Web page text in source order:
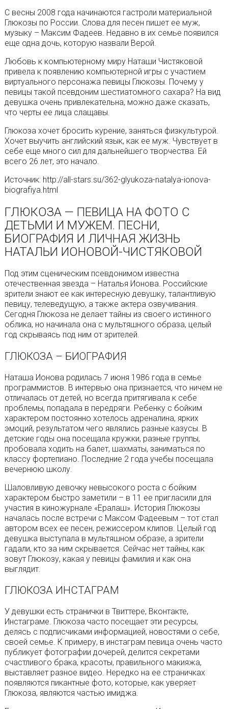
С весны 2008 года начинаются гастроли материальной
Глюкозы по России. Слова для песен пишет ее муж,
музыку – Максим Фадеев. Недавно в их семье появился
еще одна дочь, которую назвали Верой.
Любовь к компьютерному миру Наташи Чистяковой
привела к появлению компьютерной игры с участием
виртуального персонажа певицы Глюкозы. Почему у
певицы такой псевдоним шестиатомного сахара? На вид
девушка очень привлекательна, можно даже сказать,
что черты ее лица слащавы.
Глюкоза хочет бросить курение, заняться физкультурой.
Хочет выучить английский язык, как ее муж. Чувствует в
себе еще много сил для дальнейшего творчества. Ей
всего 26 лет, это начало.
Источник: http://all-stars.su/362-glyukoza-natalya-ionova-
biografiya.html
ГЛЮКОЗА — ПЕВИЦА НА ФОТО С
ДЕТЬМИ И МУЖЕМ. ПЕСНИ,
БИОГРАФИЯ И ЛИЧНАЯ ЖИЗНЬ
НАТАЛЬИ ИОНОВОЙ-ЧИСТЯКОВОЙ
Под этим сценическим псевдонимом известна
отечественная звезда – Наталья Ионова. Российские
зрители знают ее как интересную девушку, талантливую
певицу, телеведущую, а также актера озвучивания.
Сегодня Глюкоза не делает тайны из своего истинного
облика, но начинала она с мультяшного образа, целый
год скрываясь под ним от зрителей.
ГЛЮКОЗА – БИОГРАФИЯ
Наташа Ионова родилась 7 июня 1986 года в семье
программистов. В интервью она признается, что ничем не
отличалась от детей, но всегда притягивала к себе
проблемы, попадала в передряги. Ребенку с бойким
характером постоянно хотелось адреналина, ярких
эмоций, результатом чего являлись разные казусы. В
детские годы она посещала кружки, разные группы,
пробовала ходить на балет, шахматы, заниматься по
классу фортепиано. Последние 2 года учебы посещала
вечернюю школу.
Шаловливую девочку невысокого роста с бойким
характером быстро заметили – в 11 ее пригласили для
участия в киножурнале «Ералаш». История Глюкозы
началась после встречи с Максом Фадеевым – тот стал
автором всех ее песен, режиссером клипов. Целый год
девушка выступала в мультяшном образе, а зрители
гадали, кто за ним скрывается. Сейчас нет тайны, как
зовут Глюкозу, какая у певицы фамилия и как она
выглядит.
ГЛЮКОЗА ИНСТАГРАМ
У девушки есть странички в Твиттере, Вконтакте,
Инстаграме. Глюкоза часто посещает эти ресурсы,
делясь с подписчиками информацией, новостями о себе,
своей семье. К примеру, в инстаграм певица очень часто
публикует фотографии дочерей, делится секретами
счастливого брака, красоты, правильного макияжа,
выставляет разное видео. Нередко на ее страничках
появляются пикантные фото, которые, как уверяет
Глюкоза, являются частью имиджа.